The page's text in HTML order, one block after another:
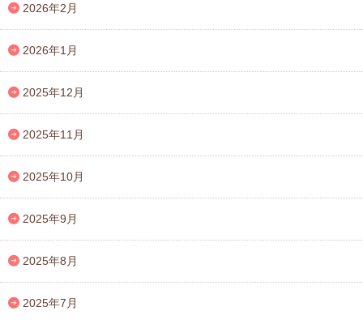
2026年2月
2026年1月
2025年12月
2025年11月
2025年10月
2025年9月
2025年8月
2025年7月